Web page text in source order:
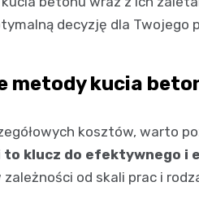
decyzję dla Twojego
metody kucia
kosztów, warto
to klucz do efektywnego i
od skali prac i